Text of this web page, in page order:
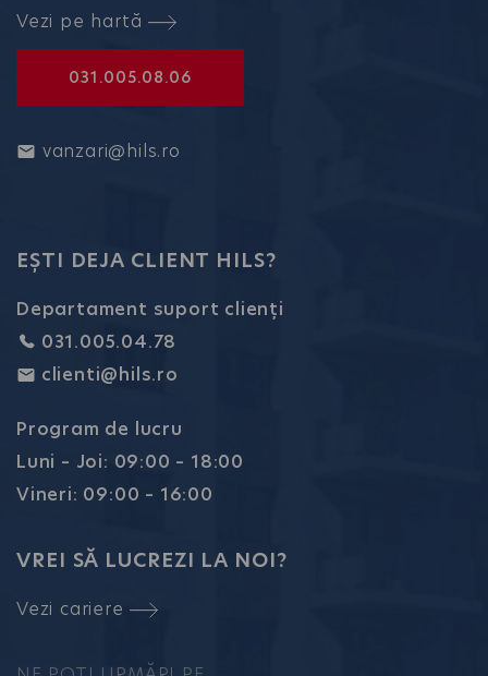
Vezi pe hartă
031.005.08.06
vanzari@hils.ro
EȘTI DEJA CLIENT HILS?
Departament suport clienți
031.005.04.78
clienti@hils.ro
Program de lucru
Luni – Joi: 09:00 – 18:00
Vineri: 09:00 – 16:00
VREI SĂ LUCREZI LA NOI?
Vezi cariere